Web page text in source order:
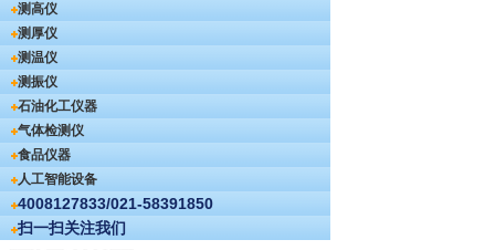
测高仪
测厚仪
测温仪
测振仪
石油化工仪器
气体检测仪
食品仪器
人工智能设备
4008127833/021-58391850
扫一扫关注我们